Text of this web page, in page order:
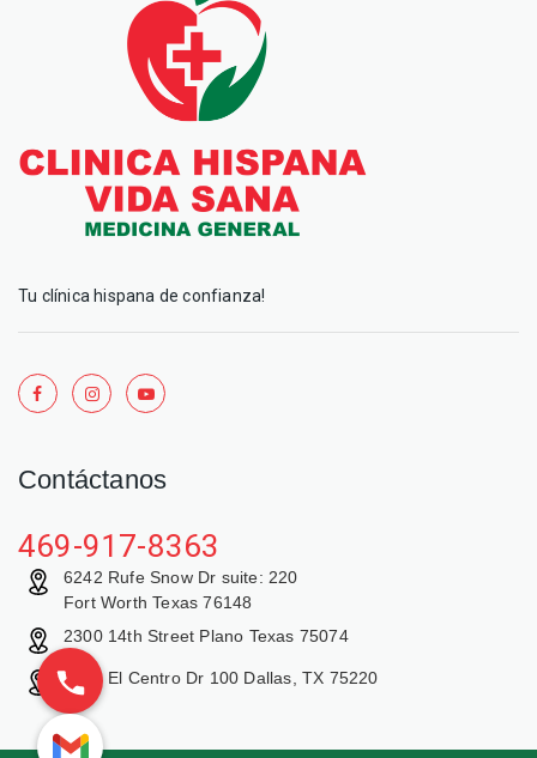
Tu clínica hispana de confianza!
Contáctanos
469-917-8363
6242 Rufe Snow Dr suite: 220
Fort Worth Texas 76148
2300 14th Street Plano Texas 75074
9429 El Centro Dr 100 Dallas, TX 75220